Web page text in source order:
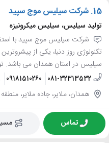
15. شرکت سیلیس موج سپید
تولید سیلیس، سیلیس میکرونیزه
شرکت سیلیس موج سپید با
تکنولوژی روز دنیا، یکی از
سیلیس در استان همدان می باشد.
081-32313532
09181510260
همدان، ملایر، جاده ملایر،
تماس